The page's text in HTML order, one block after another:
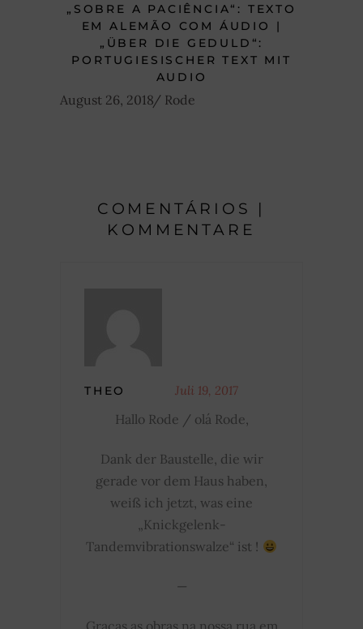
„SOBRE A PACIÊNCIA“: TEXTO
EM ALEMÃO COM ÁUDIO |
„ÜBER DIE GEDULD“:
PORTUGIESISCHER TEXT MIT
AUDIO
August 26, 2018 Rode
COMENTÁRIOS |
KOMMENTARE
THEO Juli 19, 2017
Hallo Rode / olá Rode,
Dank der Baustelle, die wir
gerade vor dem Haus haben,
weiß ich jetzt, was eine
„Knickgelenk-
Tandemvibrationswalze“ ist !
—
Gracas as obras na nossa rua em